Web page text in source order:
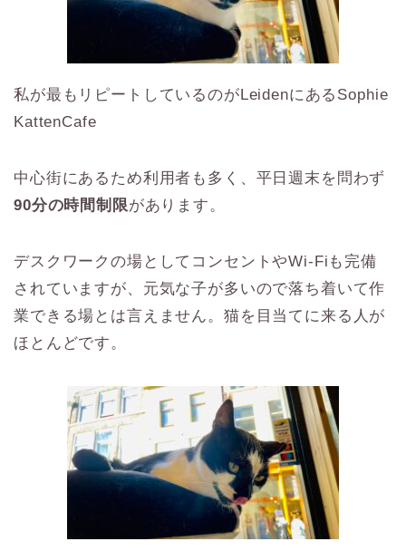
私が最もリピートしているのがLeidenにあるSophie
KattenCafe
中心街にあるため利用者も多く、平日週末を問わず
90分の時間制限があります。
デスクワークの場としてコンセントやWi-Fiも完備
されていますが、元気な子が多いので落ち着いて作
業できる場とは言えません。猫を目当てに来る人が
ほとんどです。